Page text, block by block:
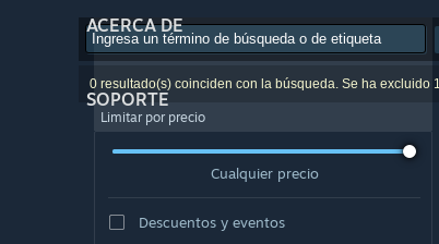
ACERCA DE
SOPORTE
0 resultado(s) coinciden con la búsqueda. Se ha excluido
Limitar por precio
Cualquier precio
Descuentos y eventos